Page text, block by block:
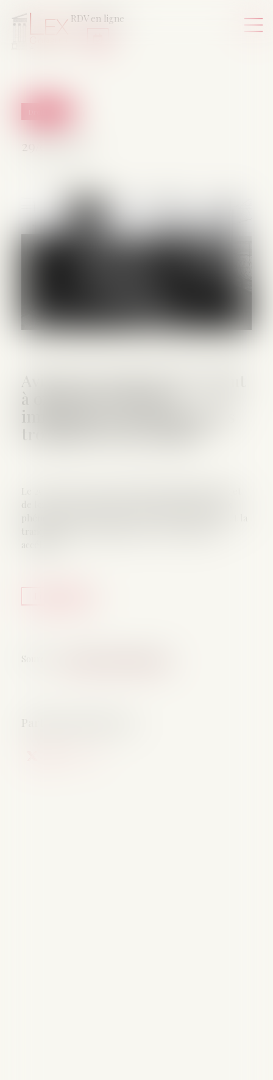
RDV en ligne
Avis sur le projet de loi "visant
à offrir des réponses
immédiates aux phénomènes
Source :
Le 25 mars 2026, le Gouvernement a déposé le projet
de loi « visant à offrir des réponses immédiates aux
accélérée...